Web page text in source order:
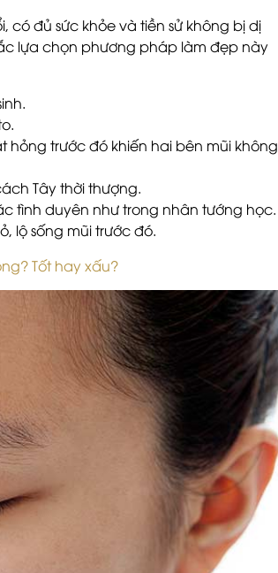
có đủ sức khỏe và tiền sử không bị dị
lựa chọn phương pháp làm đẹp này
hỏng trước đó khiến hai bên mũi không
Tây thời thượng.
tình duyên như trong nhân tướng học.
lộ sống mũi trước đó.
Tốt hay xấu?